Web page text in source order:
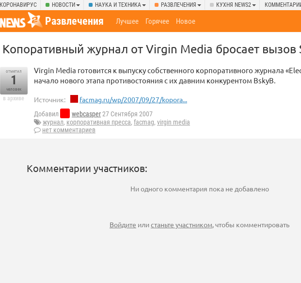
КОРОНАВИРУС НОВОСТИ НАУКА И ТЕХНИКА РАЗВЛЕЧЕНИЯ КУХНЯ NEWS2
Развлечения Лучшее Горячее Новое
Копоративный журнал от Virgin Media бросает вызов
отметил
1
человек
в архиве
Virgin Media готовится к выпуску собственного корпоративного журнала
начало нового этапа противостояния с их давним конкурентом BskyB.
Источник: facmag.ru/wp/2007/09/27/kopora...
Добавил webcasper27 Сентября 2007
журнал, корпоративная пресса, facmag, virgin media
нет комментариев
Комментарии участников:
Ни одного комментария пока не добавлено
Войдите илистаньте участником, чтобы комментировать